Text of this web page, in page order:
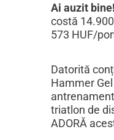
Ai auzit bine!
costă
573 HUF/
Datorită
Hammer
triatlon de
ADORĂ